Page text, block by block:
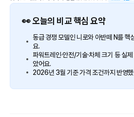
👀 오늘의 비교 핵심 요약
동급 경쟁 모델인 니로와 아반떼 N를 핵
요.
파워트레인·안전/기술·차체 크기 등 실
았어요.
2026년 3월 기준 가격 조건까지 반영했